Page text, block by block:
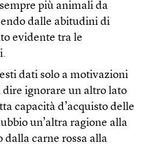
più animali da
dalle abitudini di
evidente tra le
dati solo a motivazioni
ignorare un altro lato
capacità d’acquisto delle
un’altra ragione alla
dalla carne rossa alla